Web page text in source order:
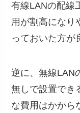
有線LANの配線
用が割高になり
っておいた方が
逆に、無線LAN
無しで設置でき
な費用はかから